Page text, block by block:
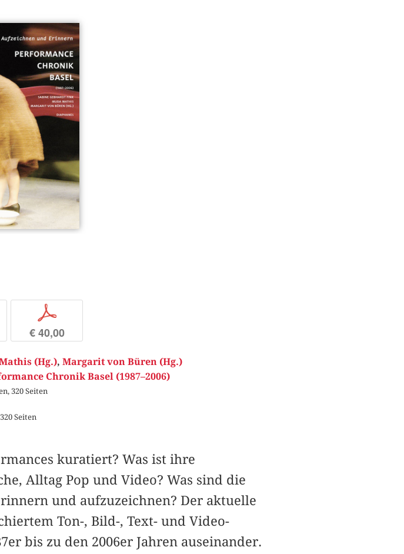
p
€ 40,00
(Hg.), Margarit von Büren (Hg.)
Chronik Basel (1987–2006)
320 Seiten
Seiten
kuratiert? Was ist ihre
Alltag Pop und Video? Was sind die
und aufzuzeichnen? Der aktuelle
Ton-, Bild-, Text- und Video-
bis zu den 2006er Jahren auseinander.